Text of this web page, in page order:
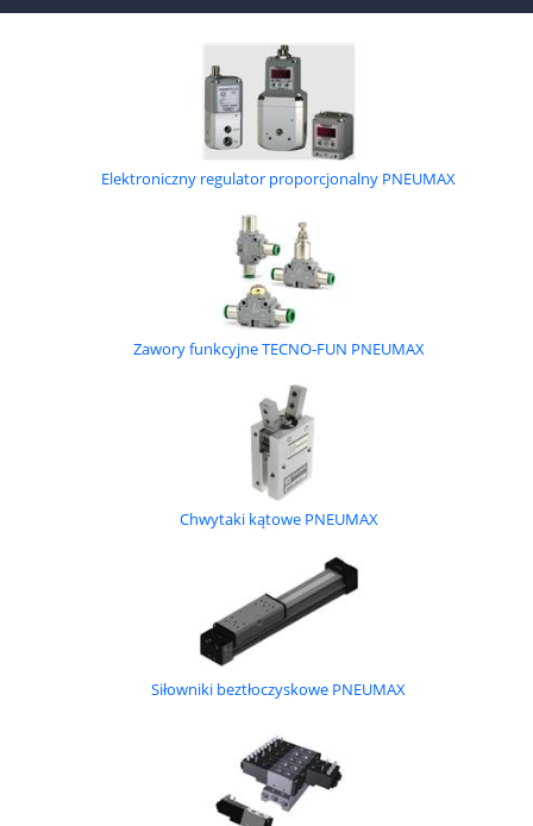
Elektroniczny regulator proporcjonalny PNEUMAX
Zawory funkcyjne TECNO-FUN PNEUMAX
Chwytaki kątowe PNEUMAX
Siłowniki beztłoczyskowe PNEUMAX